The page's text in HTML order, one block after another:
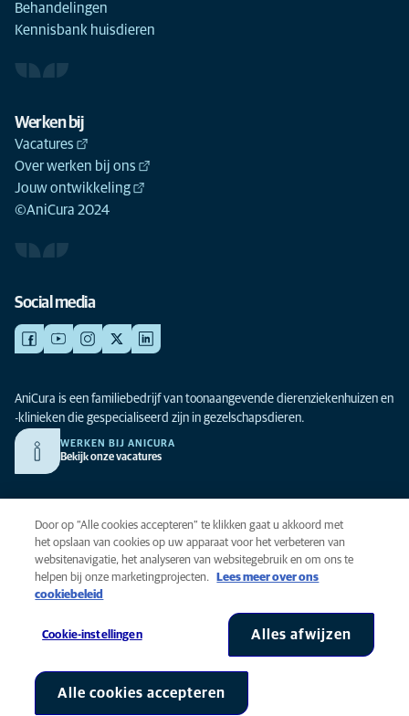
Behandelingen
Kennisbank huisdieren
Werken bij
Vacatures
Over werken bij ons
Jouw ontwikkeling
©AniCura 2024
Social media
AniCura is een familiebedrijf van toonaangevende dierenziekenhuizen en
-klinieken die gespecialiseerd zijn in gezelschapsdieren.
WERKEN BIJ ANICURA
Bekijk onze vacatures
Privacy
Algemene voorwaarden
Cookies
Toegankelijkheid
AniCura is onderdeel van Mars, Inc © 2026
Cookie-instellingen
Door op “Alle cookies accepteren” te klikken gaat u akkoord met
het opslaan van cookies op uw apparaat voor het verbeteren van
websitenavigatie, het analyseren van websitegebruik en om ons te
helpen bij onze marketingprojecten.
Lees meer over ons
cookiebeleid
Cookie-instellingen Alles afwijzen
Alle cookies accepteren